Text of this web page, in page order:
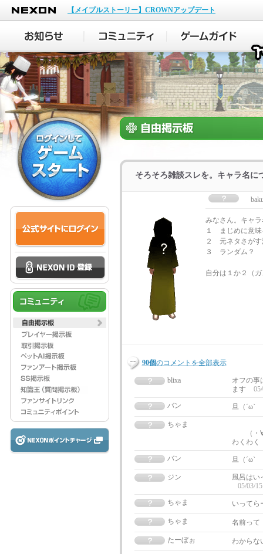
NEXON
【メイプルストーリー】CROWNアップデート
そろそろ雑談スレを。キャラ名に
みなさん。キャ
１ まじめに意味
２ 元ネタさがす
３ ランダム？
自分は１か２（
90個のコメントを全部表示
blixa
オフの事
ます
バン
旦（´ω`
ちゃま
わ
バン
旦（´ω`
ジン
風呂は
05/03/
ちゃま
いってら
ちゃま 名前って
たーぼぉ わからな